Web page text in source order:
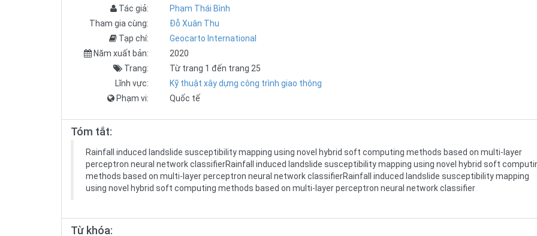
Tác giả:
Phạm Thái Bình
Tham gia cùng:
Đỗ Xuân Thu
Tạp chí:
Geocarto International
Năm xuất bản:
2020
Trang:
Từ trang 1 đến trang 25
Lĩnh vực:
Kỹ thuật xây dựng công trình giao thông
Phạm vi:
Quốc tế
Tóm tắt:
Rainfall induced landslide susceptibility mapping using novel hybrid soft computing methods based on multi-layer
perceptron neural network classifierRainfall induced landslide susceptibility mapping using novel hybrid soft
methods based on multi-layer perceptron neural network classifierRainfall induced landslide susceptibility mapping
using novel hybrid soft computing methods based on multi-layer perceptron neural network classifier
Từ khóa: